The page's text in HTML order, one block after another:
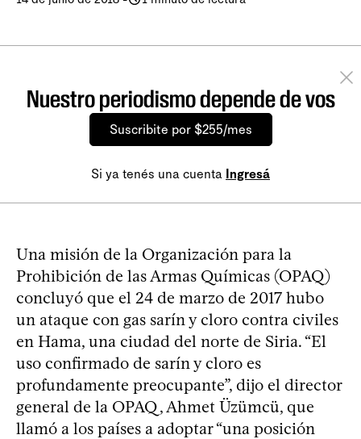
Nuestro periodismo depende de vos
Suscribite por $255/mes
Si ya tenés una cuenta Ingresá
Una misión de la Organización para la
Prohibición de las Armas Químicas (OPAQ)
concluyó que el 24 de marzo de 2017 hubo
un ataque con gas sarín y cloro contra civiles
en Hama, una ciudad del norte de Siria. “El
uso confirmado de sarín y cloro es
profundamente preocupante”, dijo el director
general de la OPAQ, Ahmet Üzümcü, que
llamó a los países a adoptar “una posición